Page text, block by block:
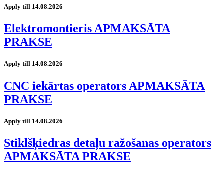
Apply till 14.08.2026
Elektromontieris APMAKSĀTA
PRAKSE
Apply till 14.08.2026
CNC iekārtas operators APMAKSĀTA
PRAKSE
Apply till 14.08.2026
Stiklšķiedras detaļu ražošanas operators
APMAKSĀTA PRAKSE